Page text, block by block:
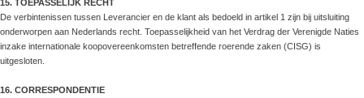
15. TOEPASSELIJK RECHT
De verbintenissen tussen Leverancier en de klant als bedoeld in artikel 1 zijn bij uitsluiting
onderworpen aan Nederlands recht. Toepasselijkheid van het Verdrag der Verenigde Naties
inzake internationale koopovereenkomsten betreffende roerende zaken (CISG) is
uitgesloten.
16. CORRESPONDENTIE